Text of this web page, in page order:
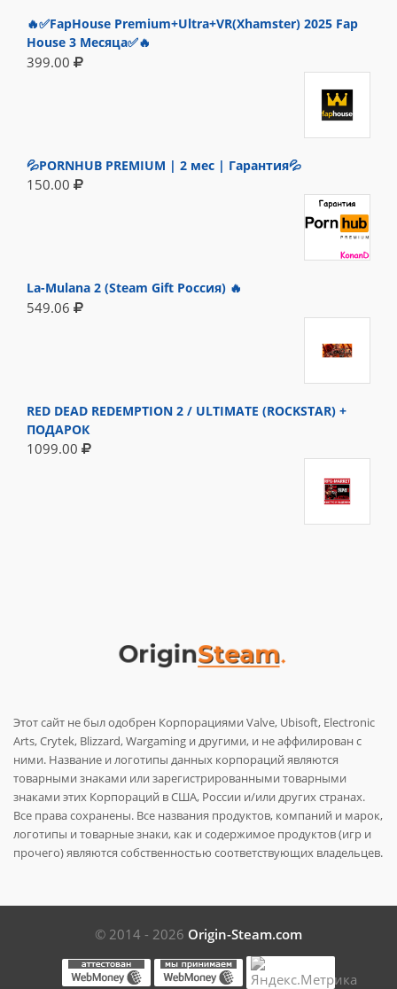
🔥✅FapHouse Premium+Ultra+VR(Xhamster) 2025 Fap
House 3 Месяца✅🔥
399.00
💦PORNHUB PREMIUM | 2 мес | Гарантия💦
150.00
La-Mulana 2 (Steam Gift Россия) 🔥
549.06
RED DEAD REDEMPTION 2 / ULTIMATE (ROCKSTAR) +
ПОДАРОК
1099.00
Этот сайт не был одобрен Корпорациями Valve, Ubisoft, Electronic
Arts, Crytek, Blizzard, Wargaming и другими, и не аффилирован с
ними. Название и логотипы данных корпораций являются
товарными знаками или зарегистрированными товарными
знаками этих Корпораций в США, России и/или других странах.
Все права сохранены. Все названия продуктов, компаний и марок,
логотипы и товарные знаки, как и содержимое продуктов (игр и
прочего) являются собственностью соответствующих владельцев.
© 2014 - 2026 Origin-Steam.com